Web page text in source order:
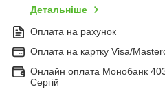
Детальніше
Оплата на рахунок
Оплата на картку Visa/
Онлайн оплата Монобанк
Сергій